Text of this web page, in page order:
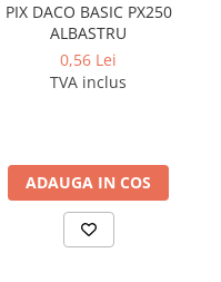
PIX DACO BASIC PX250
ALBASTRU
0,56 Lei
TVA inclus
ADAUGA IN COS